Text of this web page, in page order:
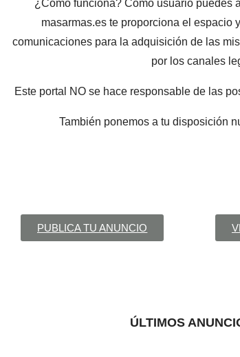
¿Cómo funciona? Como usuario puedes
masarmas.es te proporciona el espacio
comunicaciones para la adquisición de las
por los canales
Este portal NO se hace responsable de las
También ponemos a tu disposición
PUBLICA TU ANUNCIO
ÚLTIMOS